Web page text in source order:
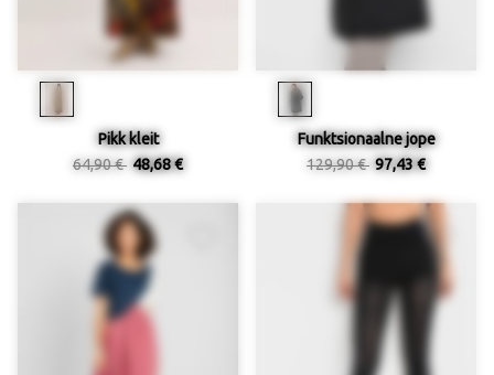
Pikk kleit
64,90 € 48,68 €
Funktsionaalne jope
129,90 € 97,43 €